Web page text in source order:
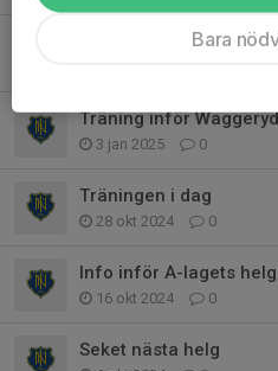
Ändrad träningstid i
Träning inför
3 jan 2025 0
Träningen i dag
28 okt 2024 0
Info inför A-lagets
16 okt 2024 0
Seket nästa helg
Bara